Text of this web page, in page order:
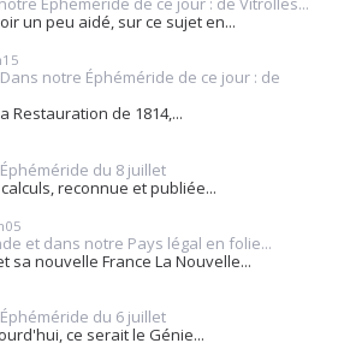
un peu aidé, sur ce sujet en...
Dans notre Éphéméride de ce jour : de
Restauration de 1814,...
Éphéméride du 8 juillet
reconnue et publiée...
et dans notre Pays légal en folie...
sa nouvelle France La Nouvelle...
Éphéméride du 6 juillet
ce serait le Génie...